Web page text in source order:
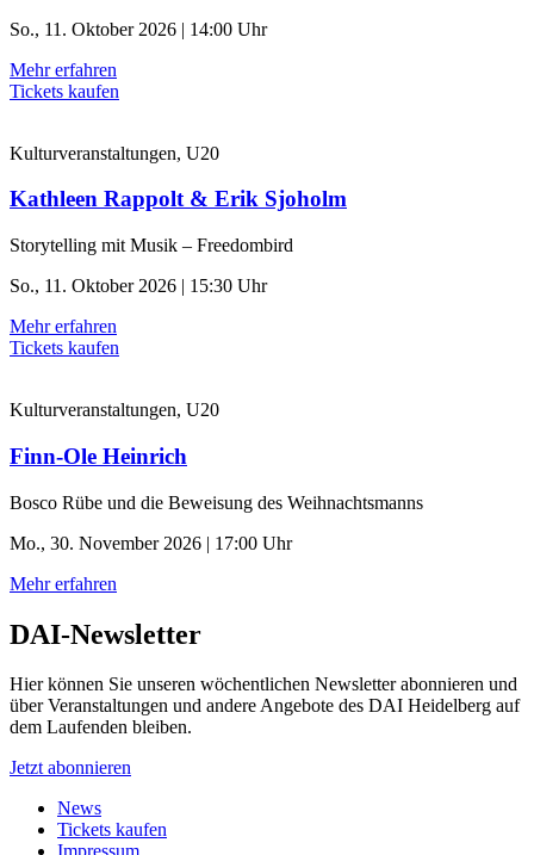
So., 11. Oktober 2026 | 14:00 Uhr
Mehr erfahren
Tickets kaufen
Kulturveranstaltungen, U20
Kathleen Rappolt & Erik Sjoholm
Storytelling mit Musik – Freedombird
So., 11. Oktober 2026 | 15:30 Uhr
Mehr erfahren
Tickets kaufen
Kulturveranstaltungen, U20
Finn-Ole Heinrich
Bosco Rübe und die Beweisung des Weihnachtsmanns
Mo., 30. November 2026 | 17:00 Uhr
Mehr erfahren
DAI-Newsletter
Hier können Sie unseren wöchentlichen Newsletter abonnieren und
über Veranstaltungen und andere Angebote des DAI Heidelberg auf
dem Laufenden bleiben.
Jetzt abonnieren
News
Tickets kaufen